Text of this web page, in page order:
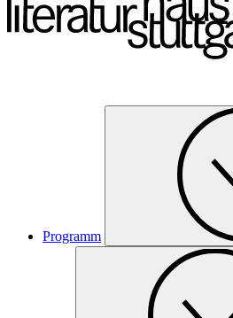
Programm